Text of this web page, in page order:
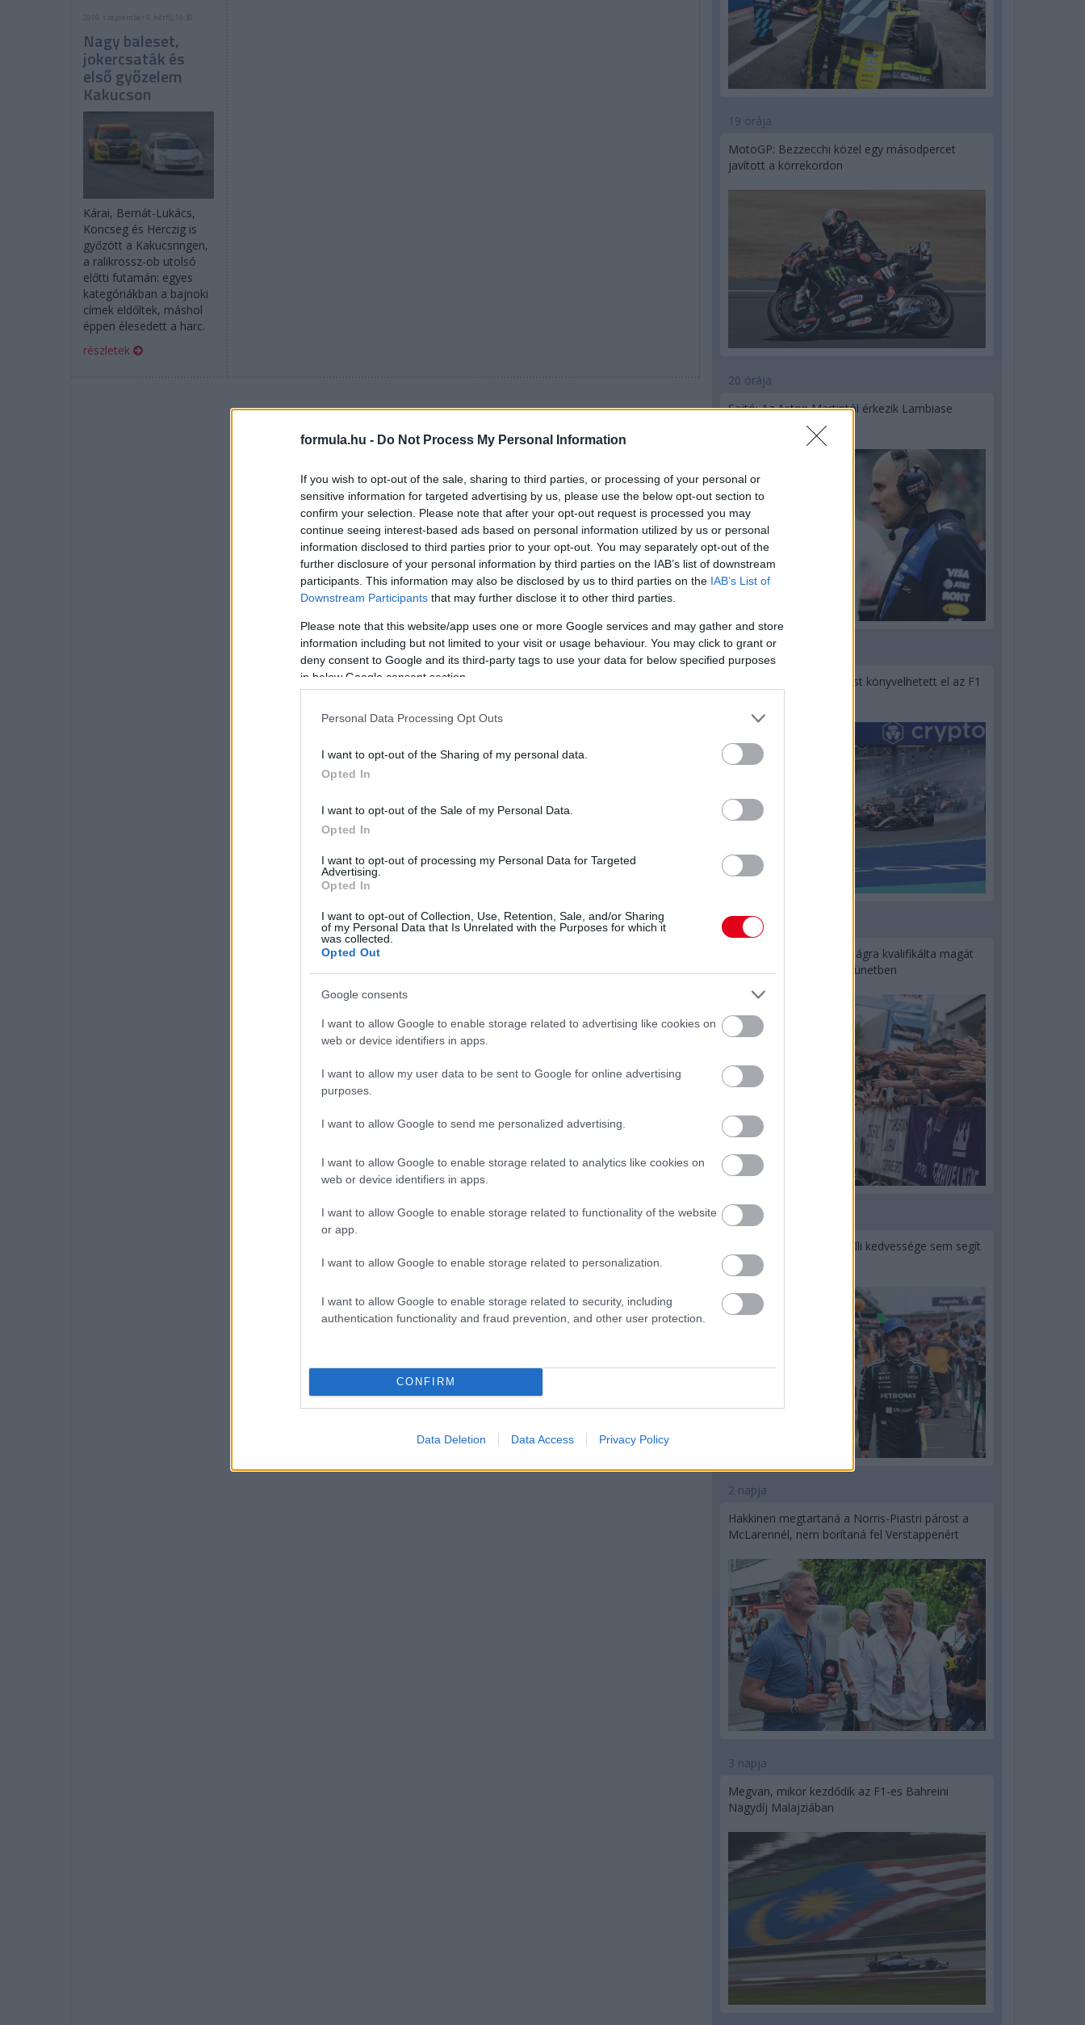
formula.hu - Do Not Process My Personal Information
If you wish to opt-out of the sale, sharing to third parties, or processing of your personal or
sensitive information for targeted advertising by us, please use the below opt-out section to
confirm your selection. Please note that after your opt-out request is processed you may
continue seeing interest-based ads based on personal information utilized by us or personal
information disclosed to third parties prior to your opt-out. You may separately opt-out of the
further disclosure of your personal information by third parties on the IAB’s list of downstream
participants. This information may also be disclosed by us to third parties on the IAB’s List of
Downstream Participants that may further disclose it to other third parties.
Please note that this website/app uses one or more Google services and may gather and store
information including but not limited to your visit or usage behaviour. You may click to grant or
deny consent to Google and its third-party tags to use your data for below specified purposes
in below Google consent section.
Personal Data Processing Opt Outs
I want to opt-out of the Sharing of my personal data.
Opted In
I want to opt-out of the Sale of my Personal Data.
Opted In
I want to opt-out of processing my Personal Data for Targeted
Advertising.
Opted In
I want to opt-out of Collection, Use, Retention, Sale, and/or Sharing
of my Personal Data that Is Unrelated with the Purposes for which it
was collected.
Opted Out
Google consents
I want to allow Google to enable storage related to advertising like cookies on
web or device identifiers in apps.
I want to allow my user data to be sent to Google for online advertising
purposes.
I want to allow Google to send me personalized advertising.
I want to allow Google to enable storage related to analytics like cookies on
web or device identifiers in apps.
I want to allow Google to enable storage related to functionality of the website
or app.
I want to allow Google to enable storage related to personalization.
I want to allow Google to enable storage related to security, including
authentication functionality and fraud prevention, and other user protection.
CONFIRM
Data Deletion Data Access Privacy Policy
2019. szeptember 9. hétfő, 10:30
Nagy baleset,
jokercsaták és
első győzelem
Kakucson
Kárai, Bernát-Lukács,
Koncseg és Herczig is
győzött a Kakucsringen,
a ralikrossz-ob utolsó
előtti futamán: egyes
kategóriákban a bajnoki
címek eldőltek, máshol
éppen élesedett a harc.
részletek
19 órája
MotoGP: Bezzecchi közel egy másodpercet
javított a körrekordon
20 órája
Sajtó: Az Aston Martintól érkezik Lambiase
utódja a Red Bullhoz?
1 napja
Óriási bevétel-visszaesést könyvelhetett el az F1
1 napja
Kerékpáros világbajnokságra kvalifikálta magát
Bottas az F1-es nyári szünetben
2 napja
Montoya szerint Antonelli kedvessége sem segít
Russellen
2 napja
Hakkinen megtartaná a Norris-Piastri párost a
McLarennél, nem borítaná fel Verstappenért
3 napja
Megvan, mikor kezdődik az F1-es Bahreini
Nagydíj Malajziában